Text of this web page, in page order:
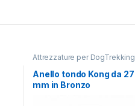
Attrezzature per DogTrekking
Anello tondo Kong da 27
mm in Bronzo